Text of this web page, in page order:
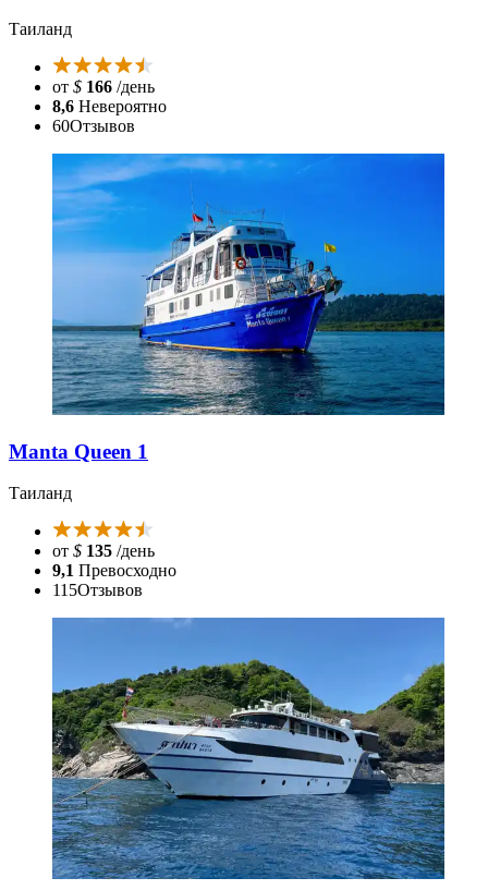
Таиланд
от $ 166 /день
8,6 Невероятно
60Отзывов
Manta Queen 1
Таиланд
от $ 135 /день
9,1 Превосходно
115Отзывов